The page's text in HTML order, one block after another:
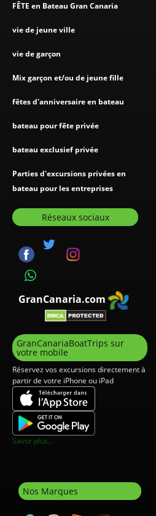
FÊTE en Bateau Gran Canaria
vie de jeune ville
vie de garçon
Mix garçon et/ou de jeune fille
fêtes d'anniversaire en bateau
bateau pour fête privée
bateau exclusief privée
Parties d'excursions privées en
bateau pour les entreprises
Réseaux sociaux
GranCanaria.com
GranCanariaBoatTrips sur
votre mobile
Réservez vos excursions directement à
partir de votre iPhone ou iPad
Savor plus...
Nos Marques